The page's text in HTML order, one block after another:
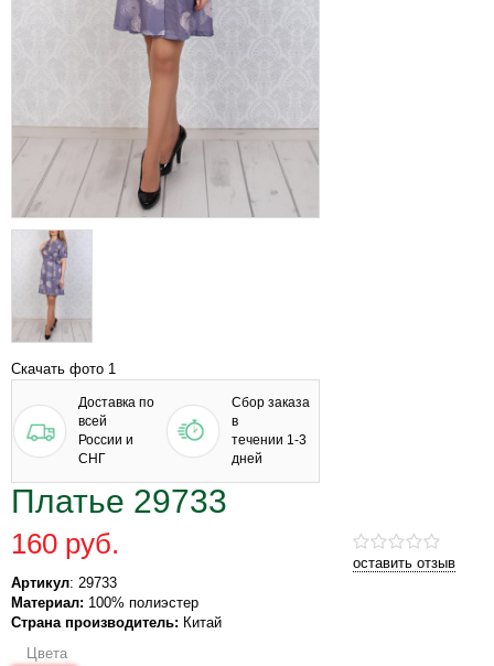
Скачать фото 1
Доставка по
всей
России и
СНГ
Сбор заказа
в
течении 1-3
дней
Платье 29733
оставить отзыв
160 руб.
Артикул: 29733
Материал: 100% полиэстер
Страна производитель: Китай
Цвета